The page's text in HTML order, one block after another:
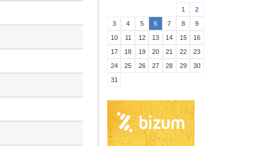
1
2
3
4 5 6 7 8
9
10
11 12 13 14 15
16
17
18 19 20 21 22
23
24
25 26 27 28 29
30
31